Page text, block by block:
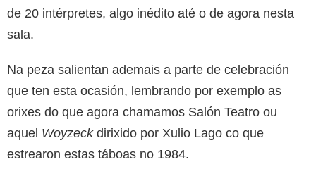
de 20 intérpretes, algo inédito até o de agora nesta
sala.
Na peza salientan ademais a parte de celebración
que ten esta ocasión, lembrando por exemplo as
orixes do que agora chamamos Salón Teatro ou
aquel Woyzeckdirixido por Xulio Lago co que
estrearon estas táboas no 1984.